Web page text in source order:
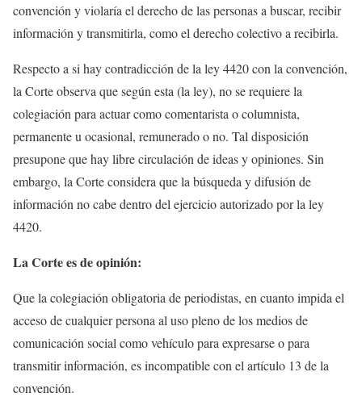
convención y violaría el derecho de las personas a buscar, recibir
información y transmitirla, como el derecho colectivo a recibirla.
Respecto a si hay contradicción de la ley 4420 con la convención,
la Corte observa que según esta (la ley), no se requiere la
colegiación para actuar como comentarista o columnista,
permanente u ocasional, remunerado o no. Tal disposición
presupone que hay libre circulación de ideas y opiniones. Sin
embargo, la Corte considera que la búsqueda y difusión de
información no cabe dentro del ejercicio autorizado por la ley
4420.
La Corte es de opinión:
Que la colegiación obligatoria de periodistas, en cuanto impida el
acceso de cualquier persona al uso pleno de los medios de
comunicación social como vehículo para expresarse o para
transmitir información, es incompatible con el artículo 13 de la
convención.